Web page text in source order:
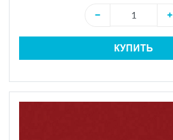
−
+
КУПИТЬ